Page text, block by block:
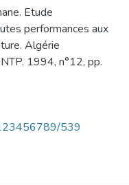
Etude
performances aux
Algérie
1994, n°12, pp.
539